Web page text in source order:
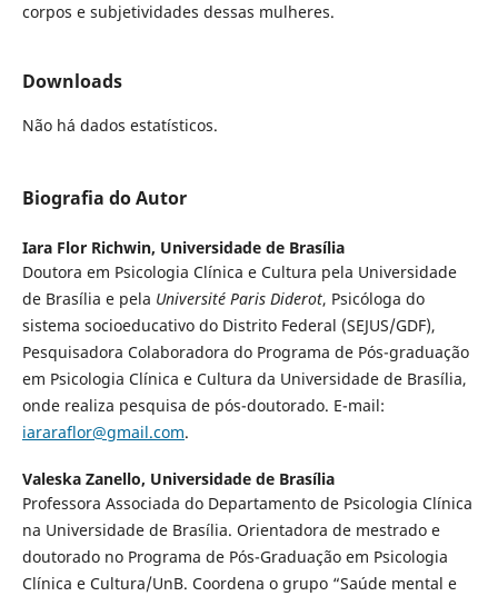
corpos e subjetividades dessas mulheres.
Downloads
Não há dados estatísticos.
Biografia do Autor
Iara Flor Richwin, Universidade de Brasília
Doutora em Psicologia Clínica e Cultura pela Universidade
de Brasília e pela Université Paris Diderot, Psicóloga do
sistema socioeducativo do Distrito Federal (SEJUS/GDF),
Pesquisadora Colaboradora do Programa de Pós-graduação
em Psicologia Clínica e Cultura da Universidade de Brasília,
onde realiza pesquisa de pós-doutorado. E-mail:
iararaflor@gmail.com.
Valeska Zanello, Universidade de Brasília
Professora Associada do Departamento de Psicologia Clínica
na Universidade de Brasília. Orientadora de mestrado e
doutorado no Programa de Pós-Graduação em Psicologia
Clínica e Cultura/UnB. Coordena o grupo “Saúde mental e